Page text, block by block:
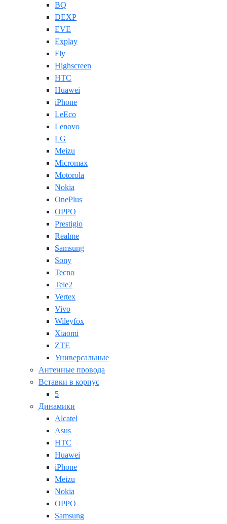
BQ
DEXP
EVE
Explay
Fly
Highscreen
HTC
Huawei
iPhone
LeEco
Lenovo
LG
Meizu
Micromax
Motorola
Nokia
OnePlus
OPPO
Prestigio
Realme
Samsung
Sony
Tecno
Tele2
Vertex
Vivo
Wileyfox
Xiaomi
ZTE
Универсальные
Антенные провода
Вставки в корпус
5
Динамики
Alcatel
Asus
HTC
Huawei
iPhone
Meizu
Nokia
OPPO
Samsung